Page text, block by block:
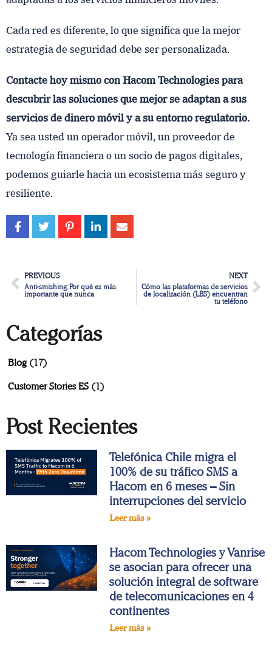
Cada red es diferente, lo que significa que la mejor
estrategia de seguridad debe ser personalizada.
Contacte hoy mismo con Hacom Technologies para
descubrir las soluciones que mejor se adaptan a sus
servicios de dinero móvil y a su entorno regulatorio.
Ya sea usted un operador móvil, un proveedor de
tecnología financiera o un socio de pagos digitales,
podemos guiarle hacia un ecosistema más seguro y
resiliente.
PREVIOUS
Anti-smishing: Por qué es más
importante que nunca
NEXT
Cómo las plataformas de servicios
de localización (LBS) encuentran
tu teléfono
Categorías
Blog (17)
Customer Stories ES (1)
Post Recientes
Telefónica Chile migra el
100% de su tráfico SMS a
Hacom en 6 meses – Sin
interrupciones del servicio
Leer más »
Hacom Technologies y Vanrise
se asocian para ofrecer una
solución integral de software
de telecomunicaciones en 4
continentes
Leer más »